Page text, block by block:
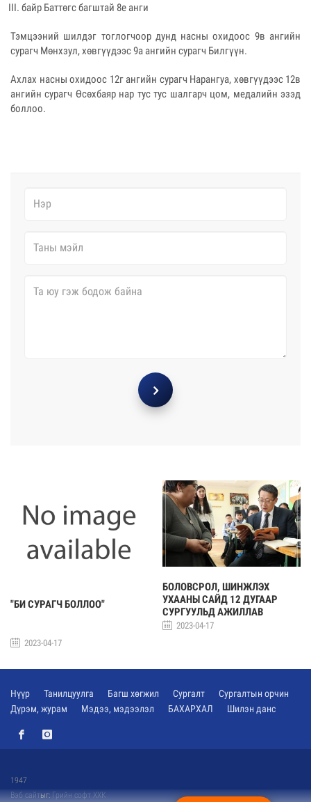
байр Баттөгс багштай 8е анги
Тэмцээний шилдэг тоглогчоор дунд насны охидоос 9в ангийн
сурагч Мөнхзул, хөвгүүдээс 9а ангийн сурагч Билгүүн.
Ахлах насны охидоос 12г ангийн сурагч Нарангуа, хөвгүүдээс 12в
ангийн сурагч Өсөхбаяр нар тус тус шалгарч цом, медалийн эзэд
боллоо.
"БИ СУРАГЧ БОЛЛОО"
2023-04-17
БОЛОВСРОЛ, ШИНЖЛЭХ
УХААНЫ САЙД 12 ДУГААР
СУРГУУЛЬД АЖИЛЛАВ
2023-04-17
Нүүр Танилцуулга Багш хөгжил Сургалт
Сургалтын орчин
Дүрэм, журам
Мэдээ, мэдээлэл БАХАРХАЛ Шилэн данс
1947
Вэб сайтыг:Грийн софт ХХК